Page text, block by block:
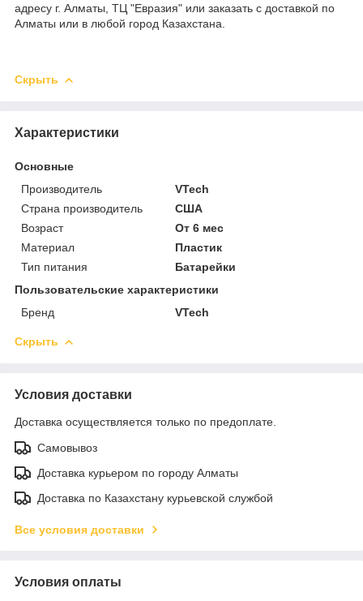
адресу г. Алматы, ТЦ "Евразия" или заказать с доставкой по
Алматы или в любой город Казахстана.
Скрыть
Характеристики
Основные
Производитель
VTech
Страна производитель
США
Возраст
От 6 мес
Материал
Пластик
Тип питания
Батарейки
Пользовательские характеристики
Бренд
VTech
Скрыть
Условия доставки
Доставка осуществляется только по предоплате.
Самовывоз
Доставка курьером по городу Алматы
Доставка по Казахстану курьевской службой
Все условия доставки
Условия оплаты